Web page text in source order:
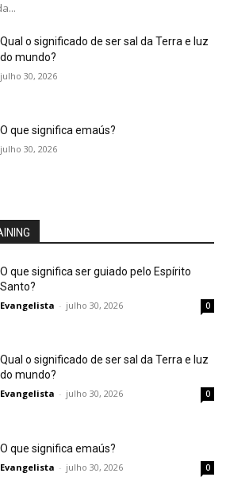
Qual o significado de ser sal da Terra e luz
do mundo?
julho 30, 2026
O que significa emaús?
julho 30, 2026
O que significa ser guiado pelo Espírito
Santo?
Evangelista - julho 30, 2026 0
Qual o significado de ser sal da Terra e luz
do mundo?
Evangelista - julho 30, 2026 0
O que significa emaús?
Evangelista - julho 30, 2026 0